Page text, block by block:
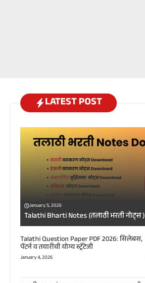
LATEST POST
January 5, 2026
Talathi Bharti Notes (तलाठी भरती नोट्स )
Talathi Question Paper PDF 2026: सिलेबस,
पॅटर्न व तयारीची योग्य स्ट्रॅटेजी
January 4, 2026